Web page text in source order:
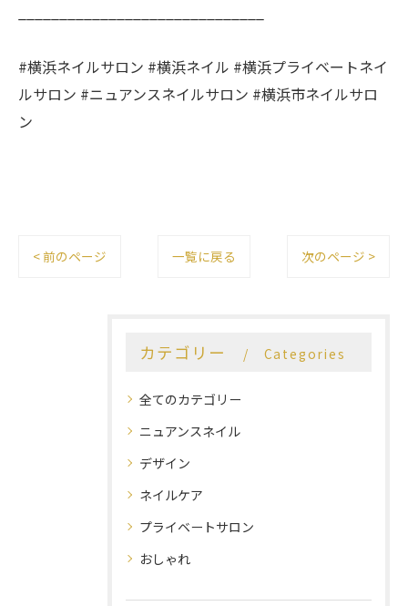
#横浜ネイルサロン #横浜ネイル #横浜プライベートネイ
ルサロン #ニュアンスネイルサロン #横浜市ネイルサロ
ン
< 前のページ 一覧に戻る 次のページ >
カテゴリー Categories
全てのカテゴリー
ニュアンスネイル
デザイン
ネイルケア
プライベートサロン
おしゃれ